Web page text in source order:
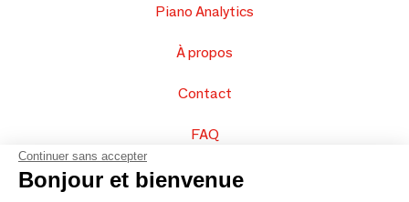
Piano Analytics
À propos
Contact
FAQ
Vendez vos produits
Continuer sans accepter
Bonjour et bienvenue